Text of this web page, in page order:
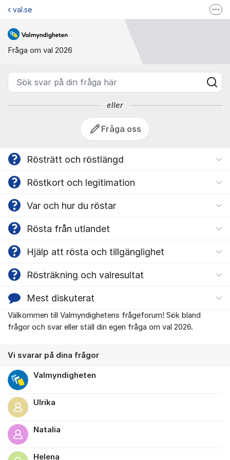
Hoppa till innehåll
Fråga om val 2026 -
Fråga om val 2026
val.se
Valmyndigheten på Facebook
Valmyndigheten på Instagram
Sök svar på din fråga här
eller
Fråga oss
Rösträtt och röstlängd
Röstkort och legitimation
Var och hur du röstar
Rösta från utlandet
Hjälp att rösta och tillgänglighet
Rösträkning och valresultat
Mest diskuterat
Om forumet
Välkommen till Valmyndighetens frågeforum! Sök bland
frågor och svar eller ställ din egen fråga om val 2026.
Vi svarar på dina frågor
Valmyndigheten
Ulrika
Natalia
Helena